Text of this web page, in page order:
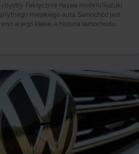
bystry. Faktycznie nazwa modelu Suzuki
miejskiego auta. Samochód jest
w jego klasie, a historia samochodu
nieszczególnej poczwarki, aż